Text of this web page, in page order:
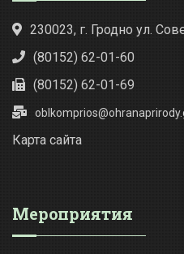
230023, г. Гродно ул.
(80152) 62-01-60
(80152) 62-01-69
Карта сайта
Мероприятия